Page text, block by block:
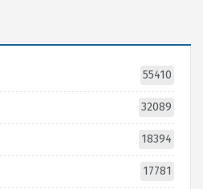
55410
32089
18394
17781